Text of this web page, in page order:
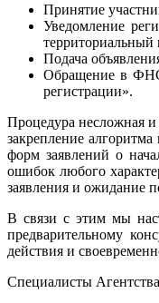
Принятие
Уведомление
Подача
Обращение в ФНС
регистрации».
Процедура несложная и
закрепление
форм заявлений о
ошибок любого
заявления и ожидание
В связи с этим мы
предварительному
действия и
Специалисты